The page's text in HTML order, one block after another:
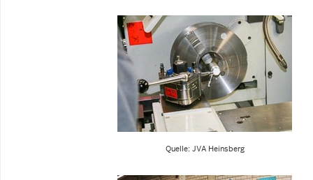
Quelle: JVA Heinsberg